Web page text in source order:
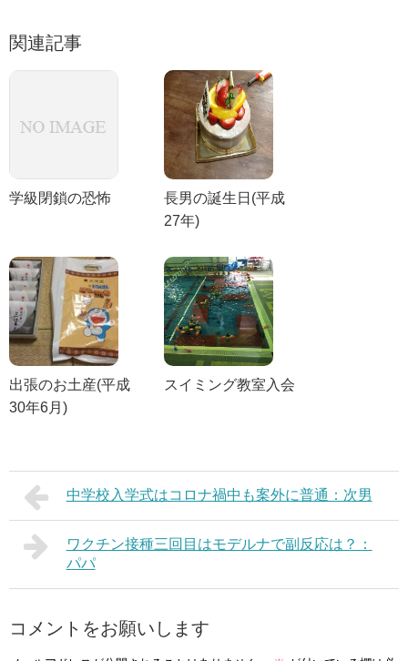
関連記事
学級閉鎖の恐怖
長男の誕生日(平成
27年)
出張のお土産(平成
30年6月)
スイミング教室入会
中学校入学式はコロナ禍中も案外に普通：次男
ワクチン接種三回目はモデルナで副反応は？：
パパ
コメントをお願いします